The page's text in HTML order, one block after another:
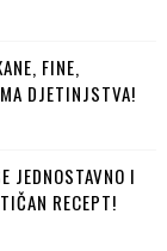
FINE,
DJETINJSTVA!
JEDNOSTAVNO I
RECEPT!